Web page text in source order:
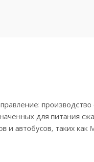
для питания
и автобусов, таких